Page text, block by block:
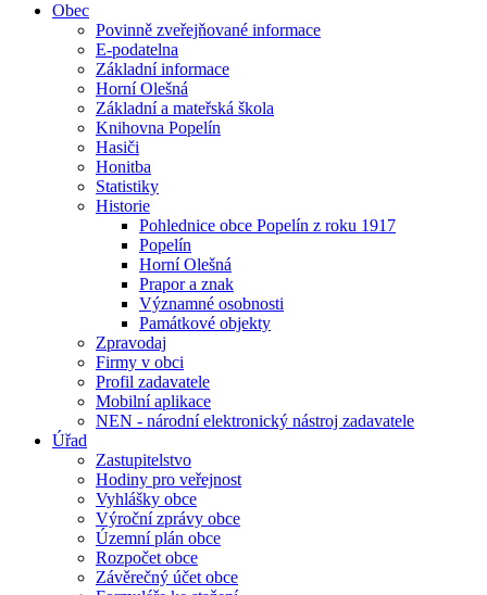
Obec
Povinně zveřejňované informace
E-podatelna
Základní informace
Horní Olešná
Základní a mateřská škola
Knihovna Popelín
Hasiči
Honitba
Statistiky
Historie
Pohlednice obce Popelín z roku 1917
Popelín
Horní Olešná
Prapor a znak
Významné osobnosti
Památkové objekty
Zpravodaj
Firmy v obci
Profil zadavatele
Mobilní aplikace
NEN - národní elektronický nástroj zadavatele
Úřad
Zastupitelstvo
Hodiny pro veřejnost
Vyhlášky obce
Výroční zprávy obce
Územní plán obce
Rozpočet obce
Závěrečný účet obce